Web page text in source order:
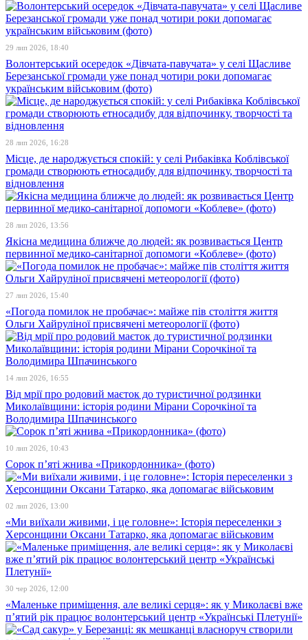
29 лип 2026, 18:40
Волонтерський осередок «Дівчата-павучата» у селі Щасливе
Березанської громади уже понад чотири роки допомагає
українським військовим (фото)
28 лип 2026, 16:28
Місце, де народжується спокій: у селі Рибаківка Коблівської
громади створюють етносадибу для відпочинку, творчості та
відновлення
28 лип 2026, 13:56
Якісна медицина ближче до людей: як розвивається Центр
первинної медико-санітарної допомоги «Коблеве» (фото)
27 лип 2026, 15:40
«Погода помилок не пробачає»: майже пів століття життя
Ольги Хайруліної присвячені метеорології (фото)
14 лип 2026, 16:55
Від мрії про родовий маєток до туристичної родзинки
Миколаївщини: історія родини Мірани Сорочкіної та
Володимира Шпачинського
10 лип 2026, 10:43
Сорок п’яті жнива «Прикордонника» (фото)
02 лип 2026, 13:00
«Ми виїхали живими, і це головне»: Історія переселенки з
Херсонщини Оксани Татарко, яка допомагає військовим
30 чер 2026, 12:00
«Маленьке приміщення, але великі серця»: як у Миколаєві вже
п’ятий рік працює волонтерський центр «Українські Плетунії»